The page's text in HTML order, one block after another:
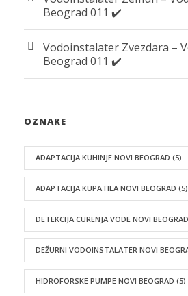
Beograd 011 ✔️
Vodoinstalater Zvezdara –
Beograd 011 ✔️
OZNAKE
ADAPTACIJA KUHINJE NOVI BEOGRAD (5)
ADAPTACIJA KUPATILA NOVI BEOGRAD (5)
DETEKCIJA CURENJA VODE NOVI BEOGRAD
DEŽURNI VODOINSTALATER NOVI
HIDROFORSKE PUMPE NOVI BEOGRAD (5)